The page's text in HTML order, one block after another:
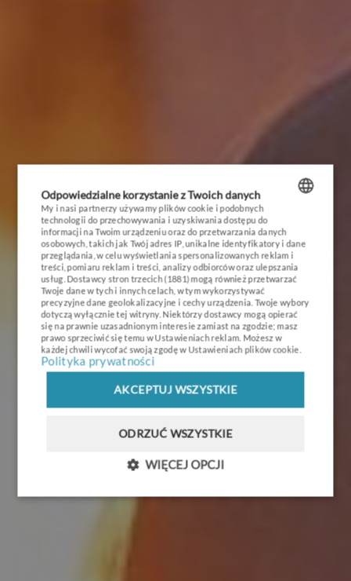
EVENTY
ZAINWESTUJ
GALERIA
KONTAKT
Święto Pieczonego Ziemniaka
POLISH
ENGLISH
GERMAN
CZECH
Odpowiedzialne korzystanie z Twoich danych
My i nasi partnerzy używamy plików cookie i podobnych
technologii do przechowywania i uzyskiwania dostępu do
informacji na Twoim urządzeniu oraz do przetwarzania danych
osobowych, takich jak Twój adres IP, unikalne identyfikatory i dane
przeglądania, w celu wyświetlania spersonalizowanych reklam i
treści, pomiaru reklam i treści, analizy odbiorców oraz ulepszania
usług. Dostawcy stron trzecich (1881)mogą również przetwarzać
Twoje dane w tych i innych celach, w tym wykorzystywać
precyzyjne dane geolokalizacyjne i cechy urządzenia. Twoje wybory
dotyczą wyłącznie tej witryny. Niektórzy dostawcy mogą opierać
się na prawnie uzasadnionym interesie zamiast na zgodzie; masz
prawo sprzeciwić się temu wUstawieniach reklam. Możesz w
każdej chwili wycofać swoją zgodę w Ustawieniach plików cookie
Polityka prywatności
AKCEPTUJ WSZYSTKIE
ODRZUĆ WSZYSTKIE
WIĘCEJ OPCJI